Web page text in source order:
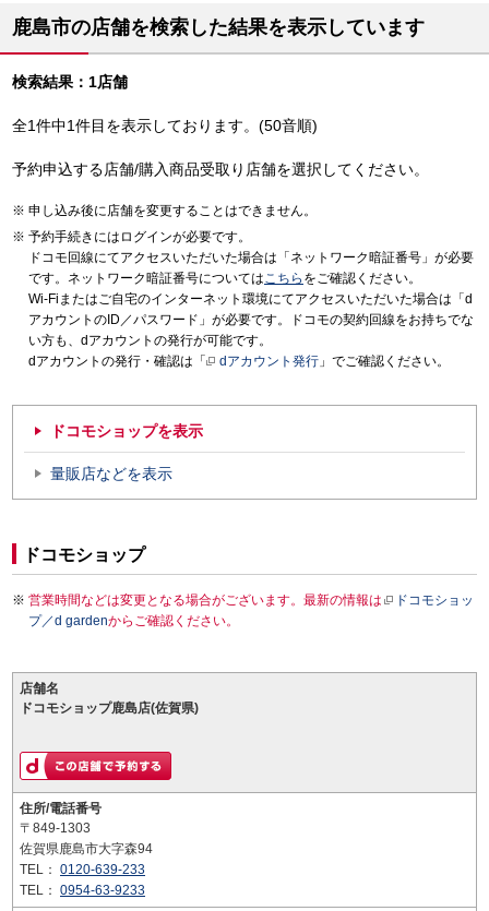
鹿島市の店舗を検索した結果を表示しています
検索結果：1店舗
全1件中1件目を表示しております。(50音順)
予約申込する店舗/購入商品受取り店舗を選択してください。
申し込み後に店舗を変更することはできません。
予約手続きにはログインが必要です。
ドコモ回線にてアクセスいただいた場合は「ネットワーク暗証番号」が必要
です。ネットワーク暗証番号についてはこちら をご確認ください。
Wi-Fiまたはご自宅のインターネット環境にてアクセスいただいた場合は「d
アカウントのID／パスワード」が必要です。ドコモの契約回線をお持ちでな
い方も、dアカウントの発行が可能です。
dアカウントの発行・確認は「
dアカウント発行 」でご確認ください。
ドコモショップを表示
量販店などを表示
ドコモショップ
営業時間などは変更となる場合がございます。最新の情報は
ドコモショッ
プ／d gardenからご確認ください。
店舗名
ドコモショップ鹿島店(佐賀県)
住所/電話番号
〒849-1303
佐賀県鹿島市大字森94
TEL： 0120-639-233
TEL： 0954-63-9233